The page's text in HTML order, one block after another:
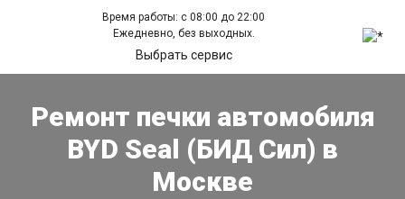
Время работы: с 08:00 до 22:00
Ежедневно, без выходных.
Выбрать сервис
Ремонт печки автомобиля
BYD Seal (БИД Сил) в
Москве